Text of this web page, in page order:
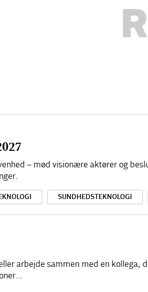
– mød visionære aktører og
SUNDHEDSTEKNOLOGI
arbejde sammen med en kollega,